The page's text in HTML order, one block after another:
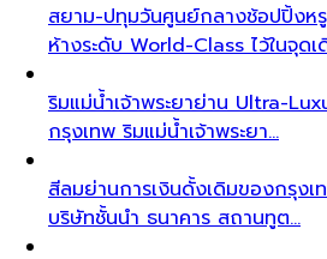
สยาม-ปทุมวันศูนย์กลางช้อปปิ้งห
ห้างระดับ World-Class ไว้ในจุด
ริมแม่น้ำเจ้าพระยาย่าน Ultra-
กรุงเทพ ริมแม่น้ำเจ้าพระยา…
สีลมย่านการเงินดั้งเดิมของกรุง
บริษัทชั้นนำ ธนาคาร สถานทูต…